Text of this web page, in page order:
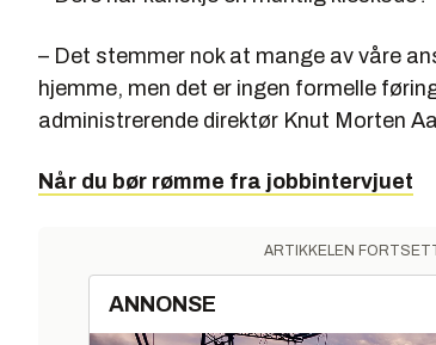
– Det stemmer nok at mange av våre
hjemme, men det er ingen formelle
administrerende direktør Knut Morten
Når du bør rømme fra jobbintervjuet
ARTIKKELEN
ANNONSE